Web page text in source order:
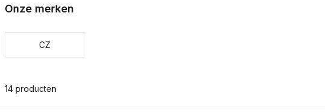
Onze merken
CZ
14 producten